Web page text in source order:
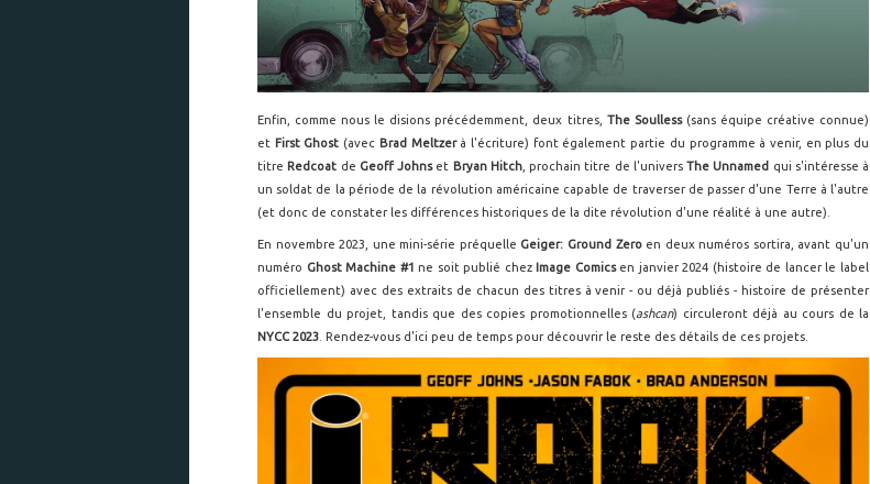
Enfin, comme nous le disions précédemment, deux titres, The Soulless (sans équipe créative connue)
et First Ghost (avec Brad Meltzer à l'écriture) font également partie du programme à venir, en plus du
titre Redcoat de Geoff Johns et Bryan Hitch, prochain titre de l'univers The Unnamed qui s'intéresse à
un soldat de la période de la révolution américaine capable de traverser de passer d'une Terre à l'autre
(et donc de constater les différences historiques de la dite révolution d'une réalité à une autre).
En novembre 2023, une mini-série préquelle Geiger: Ground Zero en deux numéros sortira, avant qu'un
numéro Ghost Machine #1ne soit publié chez Image Comics en janvier 2024 (histoire de lancer le label
officiellement) avec des extraits de chacun des titres à venir - ou déjà publiés - histoire de présenter
l'ensemble du projet, tandis que des copies promotionnelles (ashcan) circuleront déjà au cours de la
NYCC 2023 . Rendez-vous d'ici peu de temps pour découvrir le reste des détails de ces projets.